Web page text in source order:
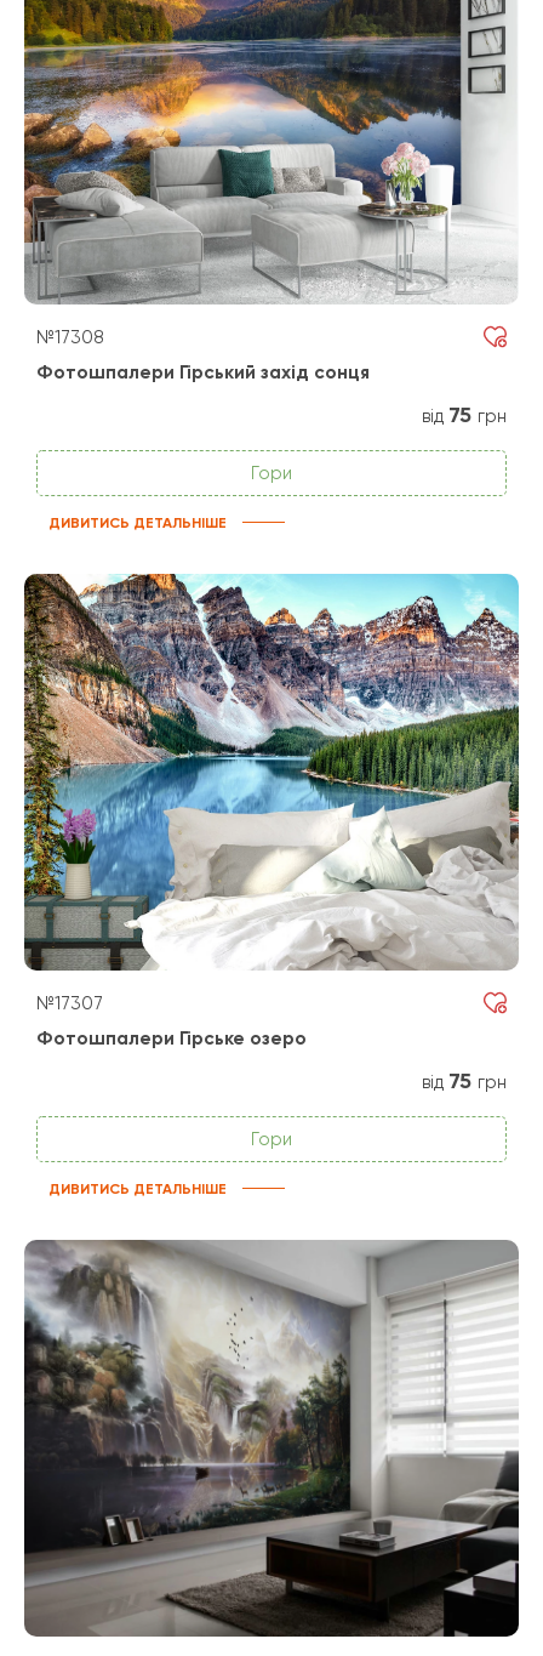
№17308
Фотошпалери Гірський захід сонця
від 75 грн
Гори
ДИВИТИСЬ ДЕТАЛЬНІШЕ
№17307
Фотошпалери Гірське озеро
від 75 грн
Гори
ДИВИТИСЬ ДЕТАЛЬНІШЕ